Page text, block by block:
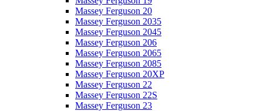
Massey Ferguson 20
Massey Ferguson 2035
Massey Ferguson 2045
Massey Ferguson 206
Massey Ferguson 2065
Massey Ferguson 2085
Massey Ferguson 20XP
Massey Ferguson 22
Massey Ferguson 22S
Massey Ferguson 23